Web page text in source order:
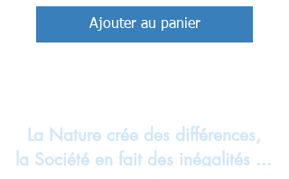
Ajouter au panier
La Nature crée des différences,
la Société en fait des inégalités ...